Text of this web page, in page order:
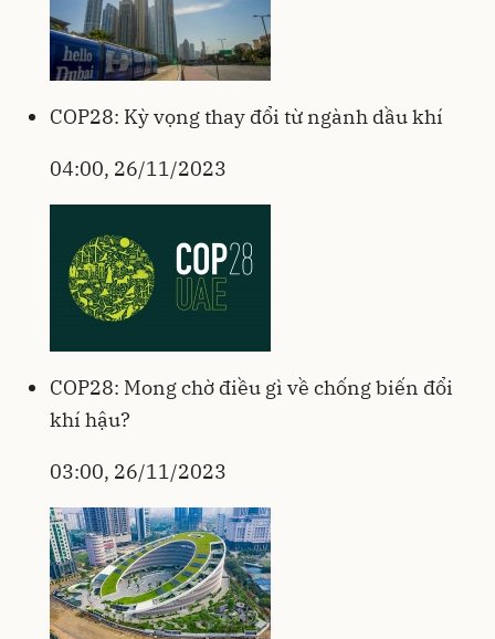
COP28: Kỳ vọng thay đổi từ ngành dầu khí
04:00, 26/11/2023
COP28: Mong chờ điều gì về chống biến đổi
khí hậu?
03:00, 26/11/2023